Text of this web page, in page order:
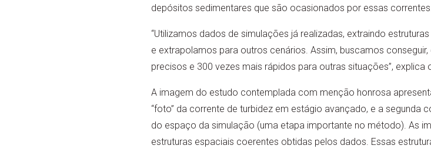
depósitos sedimentares que são ocasionados por essas
“Utilizamos dados de simulações já realizadas, extraindo
e extrapolamos para outros cenários. Assim, buscamos
precisos e 300 vezes mais rápidos para outras situações”, explica
A imagem do estudo contemplada com menção honrosa
“foto” da corrente de turbidez em estágio avançado, e a
do espaço da simulação (uma etapa importante no método). As
estruturas espaciais coerentes obtidas pelos dados. Essas